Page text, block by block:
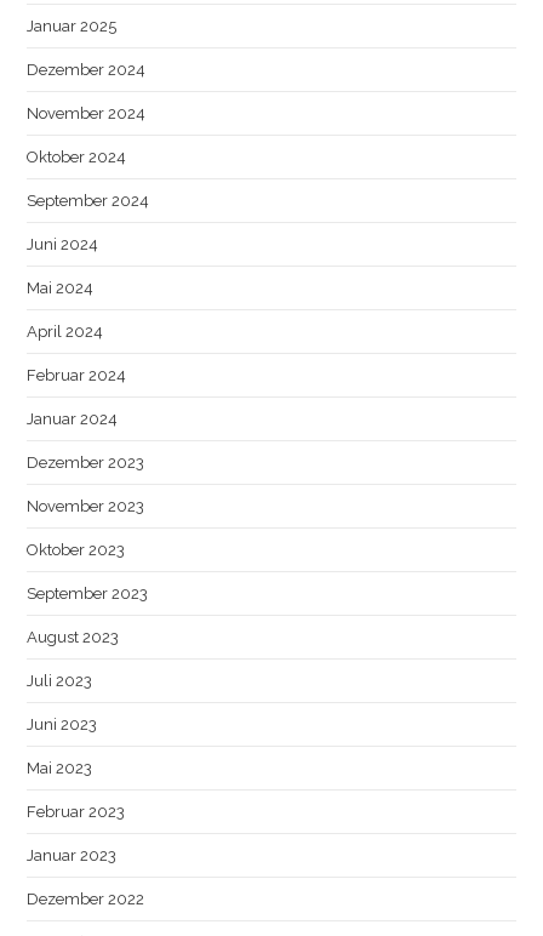
Januar 2025
Dezember 2024
November 2024
Oktober 2024
September 2024
Juni 2024
Mai 2024
April 2024
Februar 2024
Januar 2024
Dezember 2023
November 2023
Oktober 2023
September 2023
August 2023
Juli 2023
Juni 2023
Mai 2023
Februar 2023
Januar 2023
Dezember 2022